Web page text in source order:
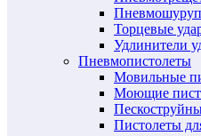
Торцевые
Удлинители
Пневмопистолеты
Мовильные
Моющие
Пистолеты